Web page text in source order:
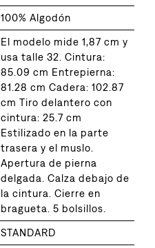
100% Algodón
El modelo mide 1,87 cm y
usa talle 32. Cintura:
85.09 cm Entrepierna:
81.28 cm Cadera: 102.87
cm Tiro delantero con
cintura: 25.7 cm
Estilizado en la parte
trasera y el muslo.
Apertura de pierna
delgada. Calza debajo de
la cintura. Cierre en
bragueta. 5 bolsillos.
STANDARD